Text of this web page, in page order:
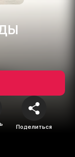
Поделиться
2 3